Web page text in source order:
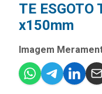
TE ESGOTO
x150mm
Imagem